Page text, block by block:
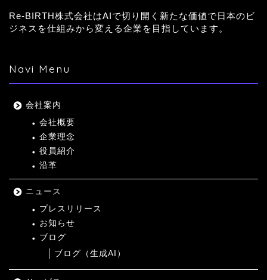
Re-BIRTH株式会社はAIで切り開く新たな価値で日本のビ
ジネスを仕組みから変える企業を目指しています。
Navi Menu
会社案内
会社概要
企業理念
役員紹介
沿革
ニュース
プレスリリース
お知らせ
ブログ
ブログ（生成AI）